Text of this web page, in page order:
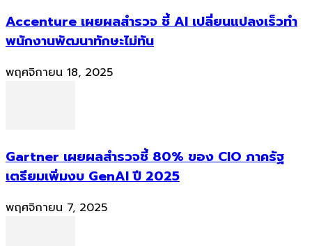
Accenture เผยผลสำรวจ ชี้ AI เปลี่ยนแปลงเร็วทำ
พนักงานพัฒนาทักษะไม่ทัน
พฤศจิกายน 18, 2025
Gartner เผยผลสำรวจชี้ 80% ของ CIO ภาครัฐ
เตรียมเพิ่มงบ GenAI ปี 2025
พฤศจิกายน 7, 2025